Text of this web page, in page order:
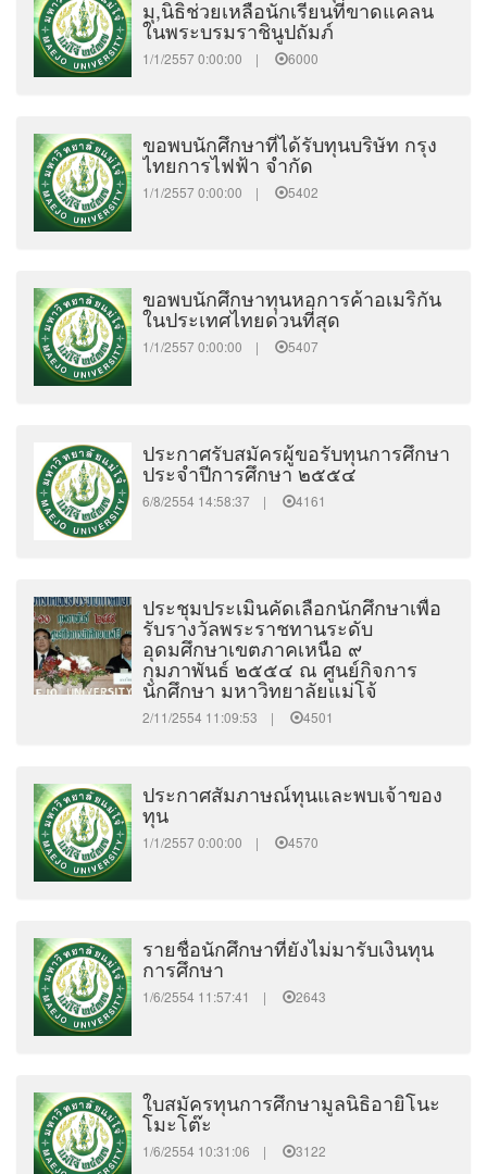
มุ,นิธิช่วยเหลือนักเรียนที่ขาดแคลน
ในพระบรมราชินูปถัมภ์
1/1/2557 0:00:00 | 6000
ขอพบนักศึกษาที่ได้รับทุนบริษัท กรุง
ไทยการไฟฟ้า จำกัด
1/1/2557 0:00:00 | 5402
ขอพบนักศึกษาทุนหอการค้าอเมริกัน
ในประเทศไทยด่วนที่สุด
1/1/2557 0:00:00 | 5407
ประกาศรับสมัครผู้ขอรับทุนการศึกษา
ประจำปีการศึกษา ๒๕๕๔
6/8/2554 14:58:37 | 4161
ประชุมประเมินคัดเลือกนักศึกษาเพื่อ
รับรางวัลพระราชทานระดับ
อุดมศึกษาเขตภาคเหนือ ๙
กุมภาพันธ์ ๒๕๕๔ ณ ศูนย์กิจการ
นักศึกษา มหาวิทยาลัยแม่โจ้
2/11/2554 11:09:53 | 4501
ประกาศสัมภาษณ์ทุนและพบเจ้าของ
ทุน
1/1/2557 0:00:00 | 4570
รายชื่อนักศึกษาที่ยังไม่มารับเงินทุน
การศึกษา
1/6/2554 11:57:41 | 2643
ใบสมัครทุนการศึกษามูลนิธิอายิโนะ
โมะโต๊ะ
1/6/2554 10:31:06 | 3122